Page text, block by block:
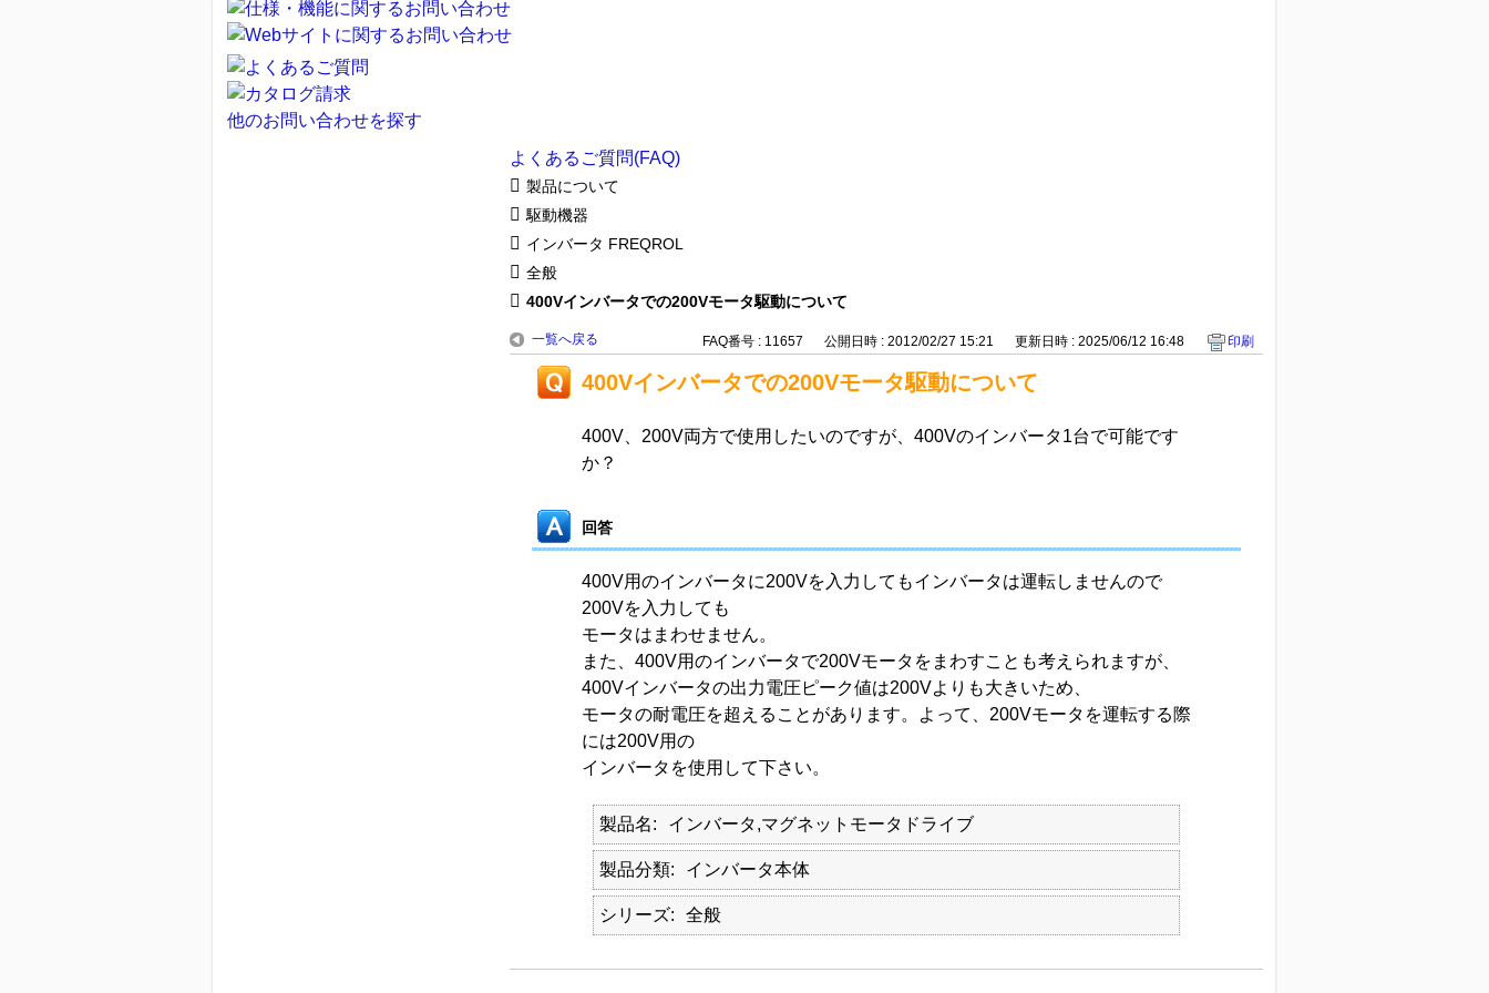
他のお問い合わせを探す
よくあるご質問(FAQ)
製品について
駆動機器
インバータ FREQROL
全般
400Vインバータでの200Vモータ駆動について
一覧へ戻る FAQ番号 : 11657 公開日時 : 2012/02/27 15:21 更新日時 : 2025/06/12 16:48 印刷
400Vインバータでの200Vモータ駆動について
400V、200V両方で使用したいのですが、400Vのインバータ1台で可能です
か？
回答
400V用のインバータに200Vを入力してもインバータは運転しませんので
200Vを入力しても
モータはまわせません。
また、400V用のインバータで200Vモータをまわすことも考えられますが、
400Vインバータの出力電圧ピーク値は200Vよりも大きいため、
モータの耐電圧を超えることがあります。よって、200Vモータを運転する際
には200V用の
インバータを使用して下さい。
製品名 インバータ,マグネットモータドライブ
製品分類 インバータ本体
シリーズ 全般